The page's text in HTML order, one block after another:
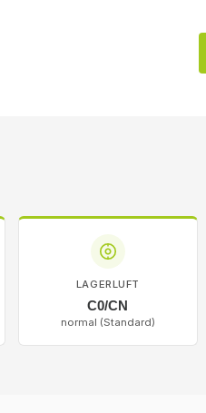
LAGERLUFT
C0/CN
normal (Standard)